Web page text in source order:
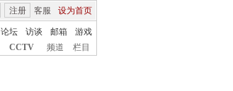
客服 设为首页
注册
论坛 访谈 邮箱
游戏
CCTV 频道 栏目